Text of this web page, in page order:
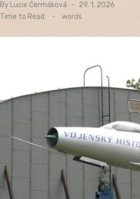
By Lucie Čermáková
Posted
on
29. 1. 2026
Time to Read:
- words